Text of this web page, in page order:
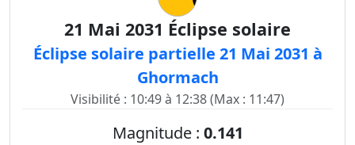
21 Mai 2031 Éclipse solaire
Éclipse solaire partielle 21 Mai 2031 à
Ghormach
Visibilité : 10:49 à 12:38 (Max : 11:47)
Magnitude : 0.141